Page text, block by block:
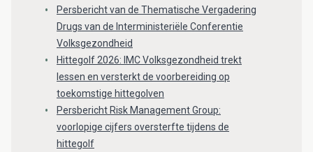
Persbericht van de Thematische Vergadering
Drugs van de Interministeriële Conferentie
Volksgezondheid
Hittegolf 2026: IMC Volksgezondheid trekt
lessen en versterkt de voorbereiding op
toekomstige hittegolven
Persbericht Risk Management Group:
voorlopige cijfers oversterfte tijdens de
hittegolf